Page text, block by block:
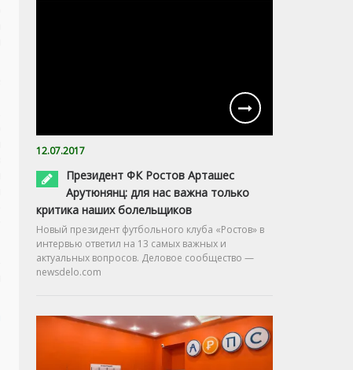
12.07.2017
Президент ФК Ростов Арташес
Арутюнянц: для нас важна только
критика наших болельщиков
Новый президент футбольного клуба «Ростов» в
интервью ответил на 13 самых важных и
актуальных вопросов. Деловое сообщество —
newsdelo.com